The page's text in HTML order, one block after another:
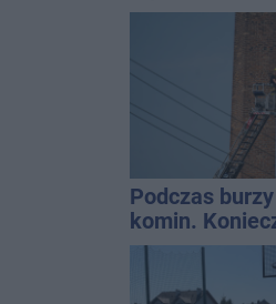
wyróżnia się
Podczas
komin.
interwencja